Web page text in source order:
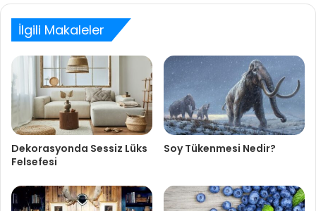
İlgili Makaleler
Dekorasyonda Sessiz Lüks
Felsefesi
Soy Tükenmesi Nedir?